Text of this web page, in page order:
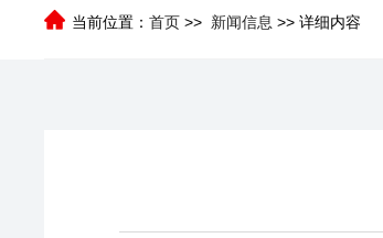
当前位置：首页 >> 新闻信息>> 详细内容